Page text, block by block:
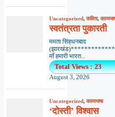
Uncategorized,कविता,
स्वतंत्रता पुकारती
ममता सिंहधनबाद
माँ हमारी भारत...
Total Views : 23
August 3, 2026
Uncategorized,काव्यभाषा
‘दोस्ती’ विश्वास